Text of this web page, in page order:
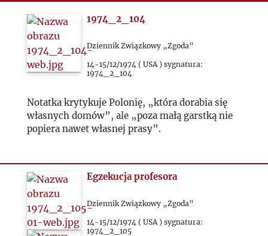
1979
1981
1974_2_104
Dziennik Związkowy „Zgoda”
14-15/12/1974 ( USA ) sygnatura:
1974_2_104
Notatka krytykuje Polonię, „która dorabia się
własnych domów”, ale „poza małą garstką nie
popiera nawet własnej prasy”.
Egzekucja profesora
Dziennik Związkowy „Zgoda”
14-15/12/1974 ( USA ) sygnatura:
1974_2_105